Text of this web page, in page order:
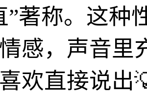
”著称。这种
感，声音里
欢直接说出